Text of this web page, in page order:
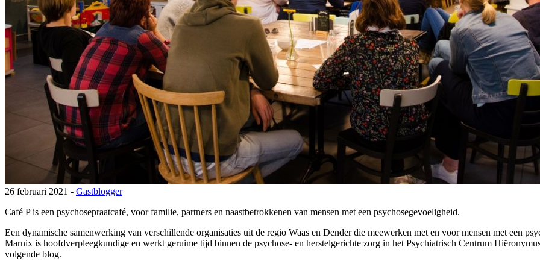
26 februari 2021 - Gastblogger
Café P is een psychosepraatcafé, voor familie, partners en naastbetrokkenen van mensen met een psychosegevoeligheid.
Een dynamische samenwerking van verschillende organisaties uit de regio Waas en Dender die meewerken met en voor mensen met een
Marnix is hoofdverpleegkundige en werkt geruime tijd binnen de psychose- en herstelgerichte zorg in het Psychiatrisch Centrum
volgende blog.